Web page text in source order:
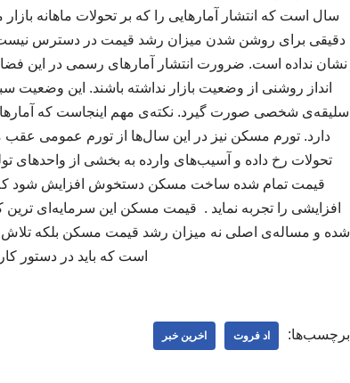
سال است که انتشار آمارهایی را که بر تحولات ماهانه
دقیقی برای روشن شدن میزان رشد قیمت در دسترس نیست.
نشان نداده است. ضرورت انتشار آمارهای رسمی در این
انداز روشنی از وضعیت بازار نداشته باشند. این
سلیقه‌ی شخصی صورت گیرد. نکته‌ی مهم اینجاست که
دارد. تورم مسکن نیز در این سال‌ها از تورم عمومی عقب
تحولات رخ داده و آسیب‌های وارده به بخشی از واحدهای
قیمت تمام شده ساخت مسکن دستخوش افزایش شود که
افزایشی را تجربه نماید . قیمت مسکن این سرمایه‌ای ترین
شده و مساله‌ی اصلی نه میزان رشد قیمت مسکن بلکه
است که باید در دستور کار
برچسب‌ها: اد فروت اخرین خبر